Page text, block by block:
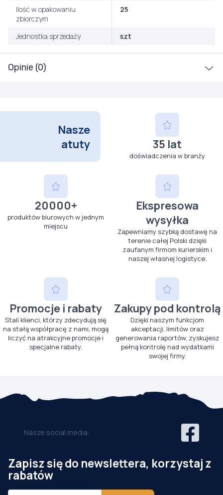
Opinie (0)
Ilość w opakowaniu
zbiorczym
25
Jednostka sprzedaży szt
Nasze
atuty
35 lat
doświadczenia w branży
20000+
produktów biurowych w jednym
miejscu
Ekspresowa
wysyłka
Zapewniamy szybką dostawę na
terenie całej Polski dzięki
zaufanym firmom kurierskim i
naszej własnej logistyce.
Promocje i rabaty
Stali klienci, którzy zdecydują się
na stałą współpracę z nami, mogą
liczyć na atrakcyjne promocje i
specjalne rabaty.
Zakupy pod kontrolą
Dzięki naszym funkcjom
akceptacji, limitów oraz
generowania raportów, zyskujesz
pełną kontrolę nad wydatkami
swojej firmy.
Nasze social media:
Zapisz się do newslettera, korzystaj z
rabatów